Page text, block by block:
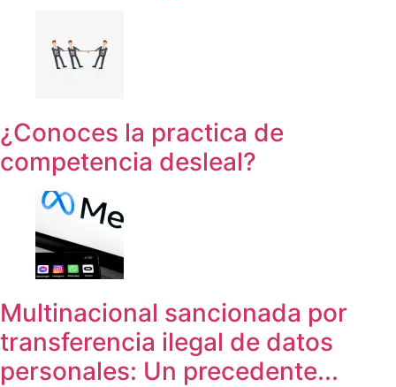
¿Conoces la practica de
competencia desleal?
Multinacional sancionada por
transferencia ilegal de datos
personales: Un precedente...